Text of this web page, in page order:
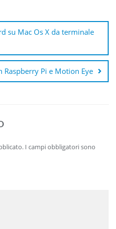
su Mac Os X da terminale
Raspberry Pi e Motion Eye
I campi obbligatori sono